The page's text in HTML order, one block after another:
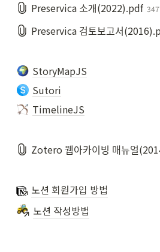
Preservica 소개(2022).pdf
Preservica
StoryMapJS
Sutori
TimelineJS
Zotero 웹아카이빙
노션 회원가입 방법
노션 작성방법